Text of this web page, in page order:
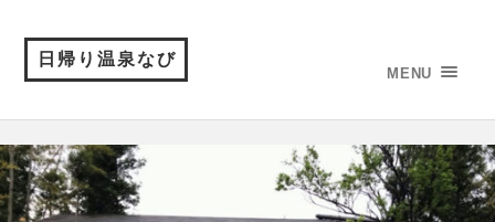
日帰り温泉なび
MENU